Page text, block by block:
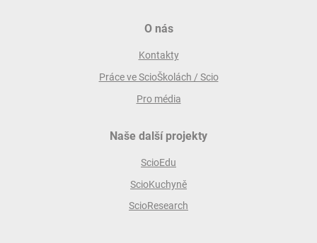
O nás
Kontakty
Práce ve ScioŠkolách / Scio
Pro média
Naše další projekty
ScioEdu
ScioKuchyně
ScioResearch